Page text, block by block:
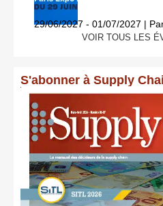
29/06/2027 - 01/07/2027 |
VOIR TOUS LES
S'abonner à Supply